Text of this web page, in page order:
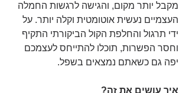
מקבל יותר מקום, והגישה לרגשות החמלה
העצמיים נעשית אוטומטית וקלה יותר. על
ידי תרגול והחלפת הקול הביקורתי התקיף
וחסר הפשרות, תוכלו להתייחס לעצמכם
יפה גם כשאתם נמצאים בשפל.
איך עושים את זה?